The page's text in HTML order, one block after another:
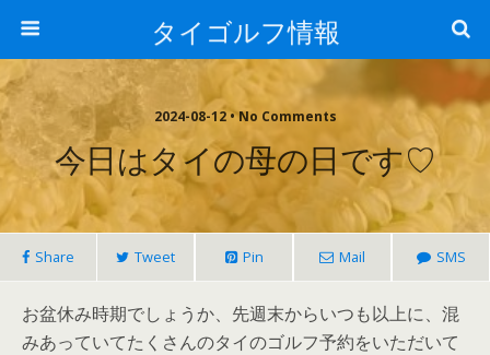
タイゴルフ情報
2024-08-12 • No Comments
今日はタイの母の日です♡
Share Tweet Pin Mail SMS
お盆休み時期でしょうか、先週末からいつも以上に、混
みあっていてたくさんのタイのゴルフ予約をいただいて